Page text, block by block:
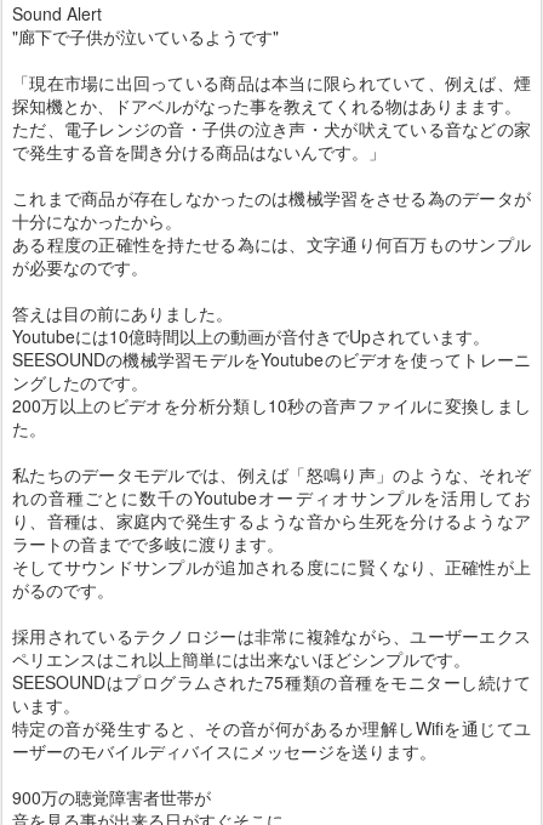
Sound Alert
"廊下で子供が泣いているようです"
「現在市場に出回っている商品は本当に限られていて、例えば、煙
探知機とか、ドアベルがなった事を教えてくれる物はありまます。
ただ、電子レンジの音・子供の泣き声・犬が吠えている音などの家
で発生する音を聞き分ける商品はないんです。」
これまで商品が存在しなかったのは機械学習をさせる為のデータが
十分になかったから。
ある程度の正確性を持たせる為には、文字通り何百万ものサンプル
が必要なのです。
答えは目の前にありました。
Youtubeには10億時間以上の動画が音付きでUpされています。
SEESOUNDの機械学習モデルをYoutubeのビデオを使ってトレーニ
ングしたのです。
200万以上のビデオを分析分類し10秒の音声ファイルに変換しまし
た。
私たちのデータモデルでは、例えば「怒鳴り声」のような、それぞ
れの音種ごとに数千のYoutubeオーディオサンプルを活用してお
り、音種は、家庭内で発生するような音から生死を分けるようなア
ラートの音までで多岐に渡ります。
そしてサウンドサンプルが追加される度にに賢くなり、正確性が上
がるのです。
採用されているテクノロジーは非常に複雑ながら、ユーザーエクス
ペリエンスはこれ以上簡単には出来ないほどシンプルです。
SEESOUNDはプログラムされた75種類の音種をモニターし続けて
います。
特定の音が発生すると、その音が何があるか理解しWifiを通じてユ
ーザーのモバイルディバイスにメッセージを送ります。
900万の聴覚障害者世帯が